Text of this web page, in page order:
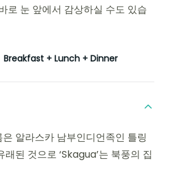
로 눈 앞에서 감상하실 수도 있습
Breakfast + Lunch + Dinner
알라스카 남부인디언족인 틀링
된 것으로 ‘Skagua’는 북풍의 집